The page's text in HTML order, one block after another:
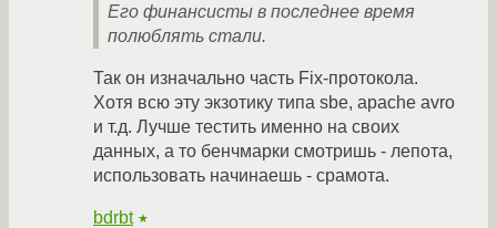
Его финансисты в последнее время
полюблять стали.
Так он изначально часть Fix-протокола.
Хотя всю эту экзотику типа sbe, apache avro
и т.д. Лучше тестить именно на своих
данных, а то бенчмарки смотришь - лепота,
использовать начинаешь - срамота.
bdrbt ★